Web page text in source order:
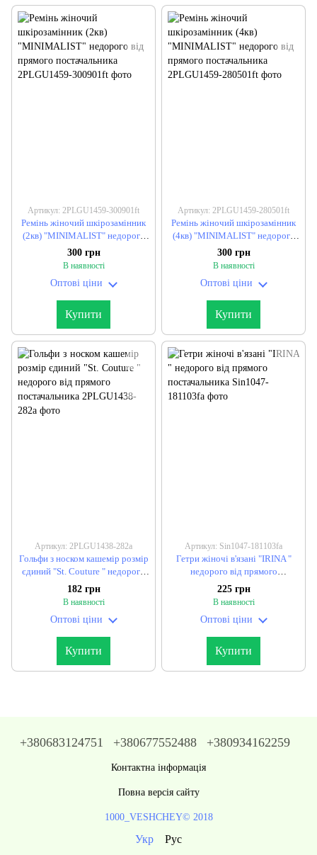
Артикул: 2PLGU1459-300901ft
Ремінь жіночий шкірозамінник
(2кв) "MINIMALIST" недорого
від прямого постачальника
300 грн
В наявності
Оптові ціни
Купити
Артикул: 2PLGU1459-280501ft
Ремінь жіночий шкірозамінник
(4кв) "MINIMALIST" недорого
від прямого постачальника
300 грн
В наявності
Оптові ціни
Купити
Артикул: 2PLGU1438-282a
Гольфи з носком кашемір розмір
єдиний "St. Couture " недорого
від прямого постачальника
182 грн
В наявності
Оптові ціни
Купити
Артикул: Sin1047-181103fa
Гетри жіночі в'язані "IRINA "
недорого від прямого
постачальника
225 грн
В наявності
Оптові ціни
Купити
+380683124751 +380677552488 +380934162259
Контактна інформація
Повна версія сайту
1000_VESHCHEY© 2018
Укр Рус